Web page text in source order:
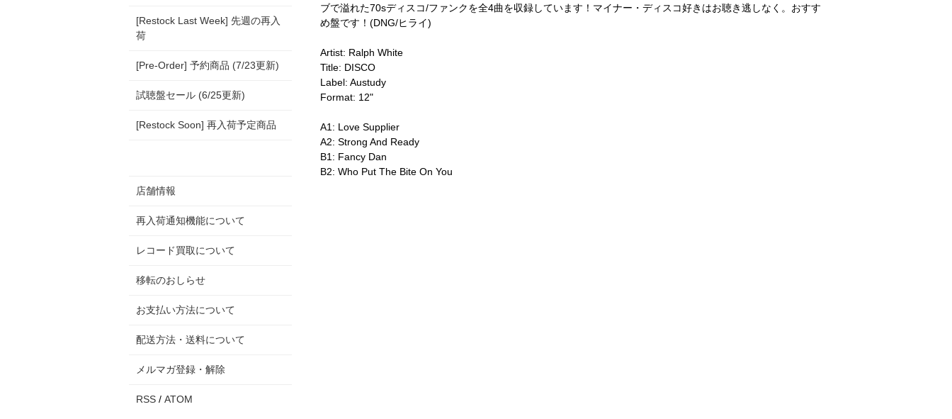
ブで溢れた70sディスコ/ファンクを全4曲を収録しています！マイナー・ディスコ好きはお聴き逃しなく。おすす
め盤です！(DNG/ヒライ)
Artist: Ralph White
Title: DISCO
Label: Austudy
Format: 12"
A1: Love Supplier
A2: Strong And Ready
B1: Fancy Dan
B2: Who Put The Bite On You
[Restock Last Week] 先週の再入
荷
[Pre-Order] 予約商品 (7/23更新)
試聴盤セール (6/25更新)
[Restock Soon] 再入荷予定商品
店舗情報
再入荷通知機能について
レコード買取について
移転のおしらせ
お支払い方法について
配送方法・送料について
メルマガ登録・解除
RSS / ATOM